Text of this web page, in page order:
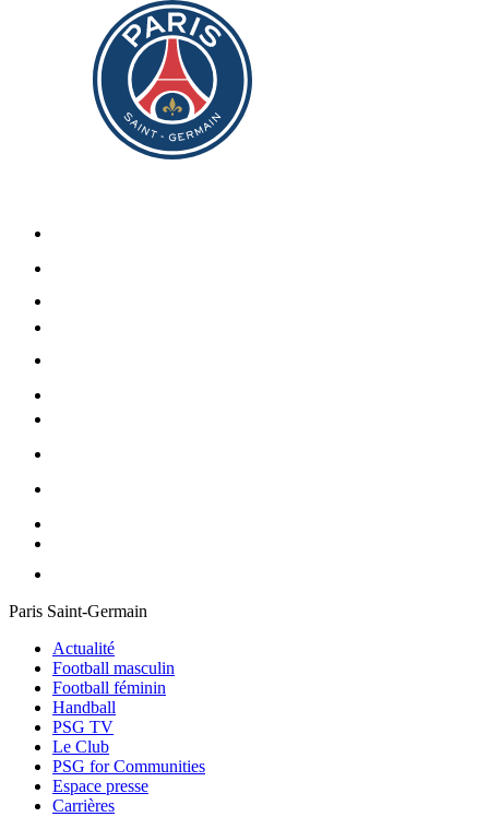
Paris Saint-Germain
Actualité
Football masculin
Football féminin
Handball
PSG TV
Le Club
PSG for Communities
Espace presse
Carrières